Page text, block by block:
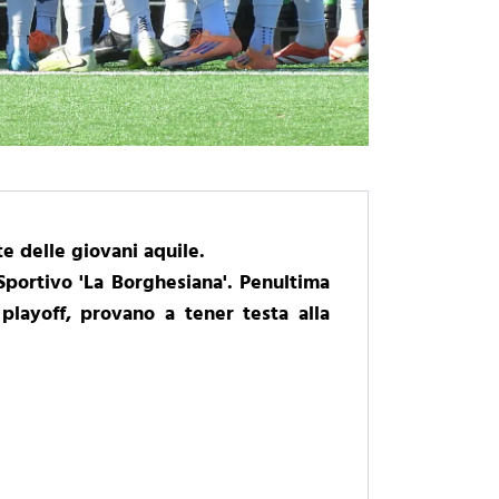
delle giovani aquile.
'La Borghesiana'. Penultima
provano a tener testa alla